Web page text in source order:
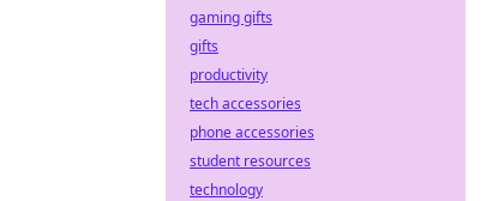
gaming gifts
gifts
productivity
tech accessories
phone accessories
student resources
technology